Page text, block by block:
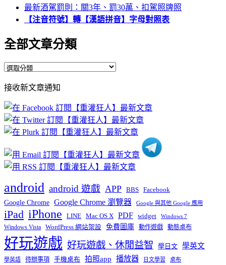
最新酒駕罰則：關3年、罰30萬、扣駕照牌照
【注音符號】轉【漢語拼音】字母對照表
全部文章分類
全
文
章
分
類
接收新文章通知
android android 遊戲 APP BBS Facebook
Google Chrome Google Chrome 瀏覽器 Google 與其他 Google 應用
iPad iPhone LINE Mac OS X PDF widget Windows 7
Windows Vista WordPress 網站架設 免費圖庫 動作遊戲 動態桌布
好玩遊戲 好玩遊戲、休閒益智 學日文 學英文
學英語 待辦事項 手機桌布 拍照app 播放器 日文學習 桌布